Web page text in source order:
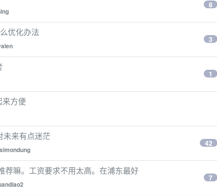
8
优化办法
3
1
方便
未来有点迷茫
simondung
42
荐嘛。工资要求不用太高。在浦东最好
7